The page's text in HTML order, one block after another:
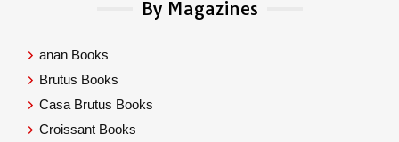
By Magazines
anan Books
Brutus Books
Casa Brutus Books
Croissant Books